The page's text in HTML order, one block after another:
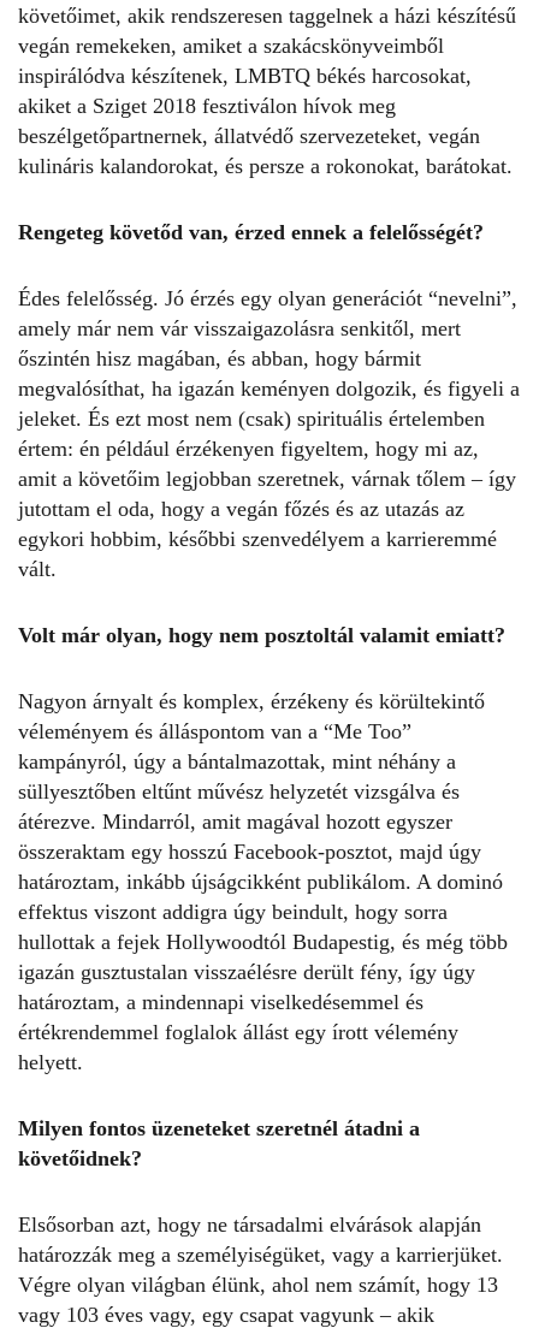
követőimet, akik rendszeresen taggelnek a házi készítésű
vegán remekeken, amiket a szakácskönyveimből
inspirálódva készítenek, LMBTQ békés harcosokat,
akiket a Sziget 2018 fesztiválon hívok meg
beszélgetőpartnernek, állatvédő szervezeteket, vegán
kulináris kalandorokat, és persze a rokonokat, barátokat.
Rengeteg követőd van, érzed ennek a felelősségét?
Édes felelősség. Jó érzés egy olyan generációt “nevelni”,
amely már nem vár visszaigazolásra senkitől, mert
őszintén hisz magában, és abban, hogy bármit
megvalósíthat, ha igazán keményen dolgozik, és figyeli a
jeleket. És ezt most nem (csak) spirituális értelemben
értem: én például érzékenyen figyeltem, hogy mi az,
amit a követőim legjobban szeretnek, várnak tőlem – így
jutottam el oda, hogy a vegán főzés és az utazás az
egykori hobbim, későbbi szenvedélyem a karrieremmé
vált.
Volt már olyan, hogy nem posztoltál valamit emiatt?
Nagyon árnyalt és komplex, érzékeny és körültekintő
véleményem és álláspontom van a “Me Too”
kampányról, úgy a bántalmazottak, mint néhány a
süllyesztőben eltűnt művész helyzetét vizsgálva és
átérezve. Mindarról, amit magával hozott egyszer
összeraktam egy hosszú Facebook-posztot, majd úgy
határoztam, inkább újságcikként publikálom. A dominó
effektus viszont addigra úgy beindult, hogy sorra
hullottak a fejek Hollywoodtól Budapestig, és még több
igazán gusztustalan visszaélésre derült fény, így úgy
határoztam, a mindennapi viselkedésemmel és
értékrendemmel foglalok állást egy írott vélemény
helyett.
Milyen fontos üzeneteket szeretnél átadni a
követőidnek?
Elsősorban azt, hogy ne társadalmi elvárások alapján
határozzák meg a személyiségüket, vagy a karrierjüket.
Végre olyan világban élünk, ahol nem számít, hogy 13
vagy 103 éves vagy, egy csapat vagyunk – akik